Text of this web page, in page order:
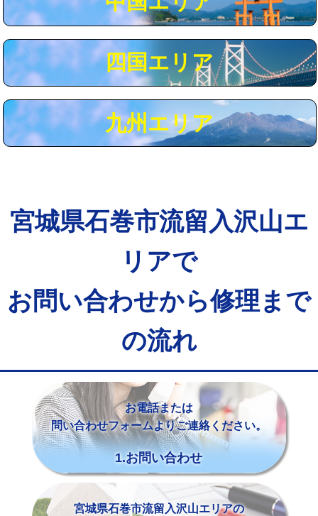
追加人工 16,500円
※給水管工事は20mmまでの価格です。
四国エリア
九州エリア
宮城県石巻市流留入沢山エ
リアで
お問い合わせから修理まで
の流れ
お電話または
問い合わせフォームよりご連絡ください。
1.お問い合わせ
宮城県石巻市流留入沢山エリアの